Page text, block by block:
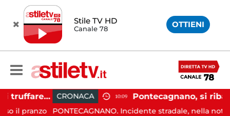
Stile TV HD
Canale 78 OTTIENI
Sant'Antimo, tenta di truffare anziana: 16enne denunciato dai carabinieri
pranzo
CRONACA 10:09
PONTECAGNANO. Incidente stradale, nella notte, a